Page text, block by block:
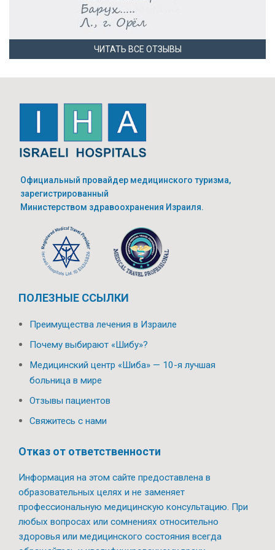
ЧИТАТЬ ВСЕ ОТЗЫВЫ
Официальный провайдер медицинского туризма,
зарегистрированный
Министерством здравоохранения Израиля.
ПОЛЕЗНЫЕ ССЫЛКИ
Преимущества лечения в Израиле
Почему выбирают «Шибу»?
Медицинский центр «Шиба» — 10-я лучшая
больница в мире
Отзывы пациентов
Свяжитесь с нами
Отказ от ответственности
Информация на этом сайте предоставлена в
образовательных целях и не заменяет
профессиональную медицинскую консультацию. При
любых вопросах или сомнениях относительно
здоровья или медицинского состояния всегда